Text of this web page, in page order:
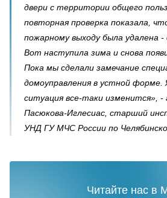
двери с территории общего
повторная проверка показала,
пожарному выходу была удалена -
Вот наступила зима и снова
Пока мы сделали замечание
домоуправления в устной
ситуация все-таки изменится», -
Пасюкова-Иглесиас, старший
УНД ГУ МЧС России по
Читайте нас в